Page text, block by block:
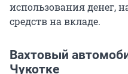
использования денег,
средств на вкладе.
Вахтовый
Чукотке